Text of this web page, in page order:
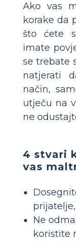
Ako vas
korake da
što ćete
imate
se trebate
natjerati
način,
utječu na
ne
4 stvari
vas
Ne
koristite